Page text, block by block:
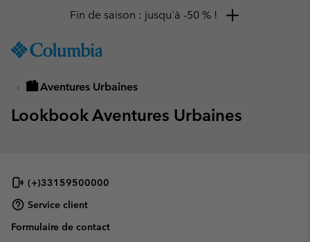
TO
SKIP
MAIN
SEARCH
Fin de saison : jusqu'à -50 % !
🏙 Aventures Urbaines
Lookbook Aventures Urbaines
(+)33159500000
Service client
Formulaire de contact